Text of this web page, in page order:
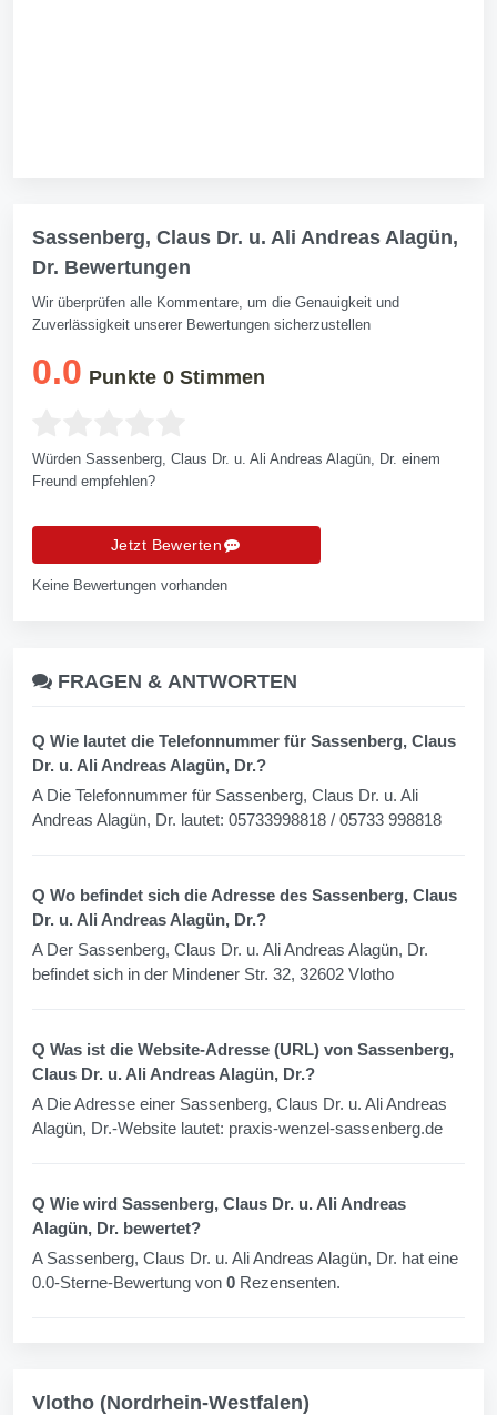
Sassenberg, Claus Dr. u. Ali Andreas Alagün,
Dr. Bewertungen
Wir überprüfen alle Kommentare, um die Genauigkeit und
Zuverlässigkeit unserer Bewertungen sicherzustellen
0.0 Punkte 0Stimmen
Würden Sassenberg, Claus Dr. u. Ali Andreas Alagün, Dr. einem
Freund empfehlen?
Jetzt Bewerten
Keine Bewertungen vorhanden
FRAGEN & ANTWORTEN
Q Wie lautet die Telefonnummer für Sassenberg, Claus
Dr. u. Ali Andreas Alagün, Dr.?
A Die Telefonnummer für Sassenberg, Claus Dr. u. Ali
Andreas Alagün, Dr. lautet: 05733998818 / 05733 998818
Q Wo befindet sich die Adresse des Sassenberg, Claus
Dr. u. Ali Andreas Alagün, Dr.?
A Der Sassenberg, Claus Dr. u. Ali Andreas Alagün, Dr.
befindet sich in der Mindener Str. 32, 32602 Vlotho
Q Was ist die Website-Adresse (URL) von Sassenberg,
Claus Dr. u. Ali Andreas Alagün, Dr.?
A Die Adresse einer Sassenberg, Claus Dr. u. Ali Andreas
Alagün, Dr.-Website lautet: praxis-wenzel-sassenberg.de
Q Wie wird Sassenberg, Claus Dr. u. Ali Andreas
Alagün, Dr. bewertet?
A Sassenberg, Claus Dr. u. Ali Andreas Alagün, Dr. hat eine
0.0-Sterne-Bewertung von 0 Rezensenten.
Vlotho (Nordrhein-Westfalen)